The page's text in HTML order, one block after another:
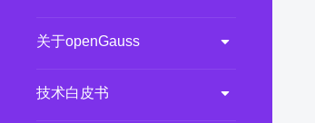
5.1.0 (Preview)
关于openGauss
技术白皮书